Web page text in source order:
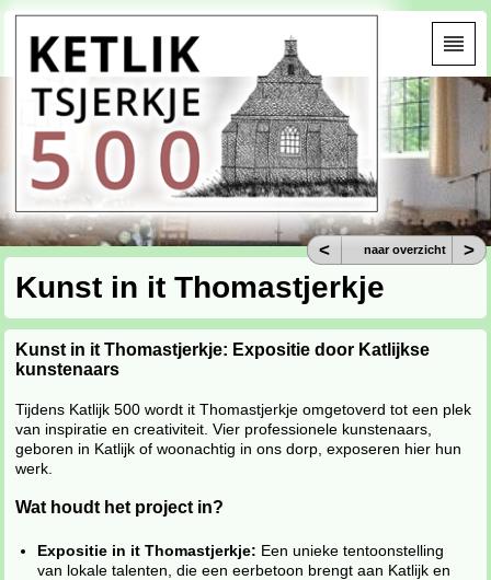
Kunst in it Thomastjerkje
Kunst in it Thomastjerkje: Expositie door Katlijkse
kunstenaars
Tijdens Katlijk 500 wordt it Thomastjerkje omgetoverd tot een plek
van inspiratie en creativiteit. Vier professionele kunstenaars,
geboren in Katlijk of woonachtig in ons dorp, exposeren hier hun
werk.
Wat houdt het project in?
Expositie in it Thomastjerkje: Een unieke tentoonstelling
van lokale talenten, die een eerbetoon brengt aan Katlijk en
< naar overzicht >